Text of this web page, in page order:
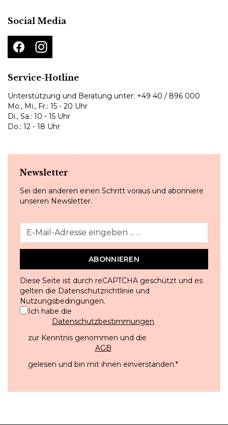
Social Media
Service-Hotline
Unterstützung und Beratung unter: +49 40 / 896 000
Mo., Mi., Fr.: 15 - 20 Uhr
Di., Sa.: 10 - 15 Uhr
Do.: 12 - 18 Uhr
Newsletter
Sei den anderen einen Schritt voraus und abonniere
unseren Newsletter.
ABONNIEREN
Diese Seite ist durch reCAPTCHA geschützt und es
gelten die Datenschutzrichtlinie und
Nutzungsbedingungen.
Ich habe die
Datenschutzbestimmungen
zur Kenntnis genommen und die
AGB
gelesen und bin mit ihnen einverstanden.*